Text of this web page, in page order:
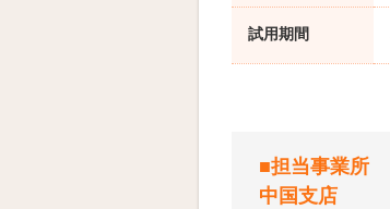
試用期間
■担当事業所
中国支店